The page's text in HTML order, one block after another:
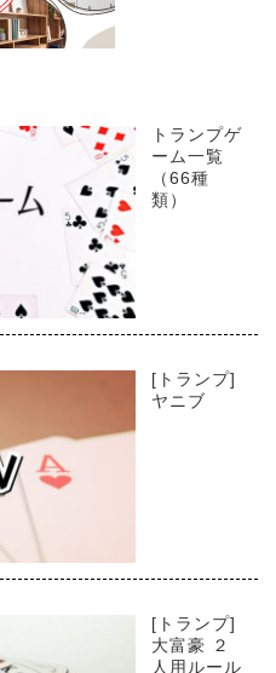
トランプゲ
ーム一覧
（66種
類）
[トランプ]
ヤニブ
[トランプ]
大富豪 ２
人用ルール